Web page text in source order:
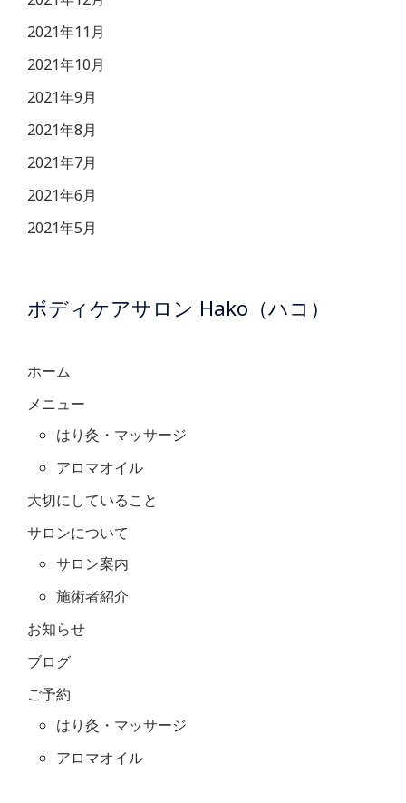
2021年11月
2021年10月
2021年9月
2021年8月
2021年7月
2021年6月
2021年5月
ボディケアサロン Hako（ハコ）
ホーム
メニュー
はり灸・マッサージ
アロマオイル
大切にしていること
サロンについて
サロン案内
施術者紹介
お知らせ
ブログ
ご予約
はり灸・マッサージ
アロマオイル